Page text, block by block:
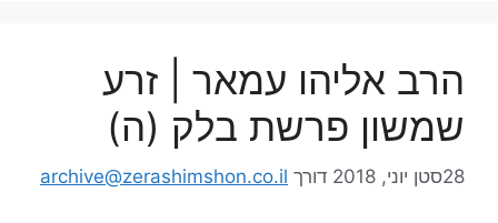
הרב אליהו עמאר | זרע
שמשון פרשת בלק (ה)
28סטן יוני, 2018 דורך archive@zerashimshon.co.il